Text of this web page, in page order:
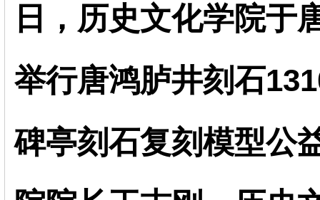
日，历史文化学院于
举行唐鸿胪井刻石
碑亭刻石复刻模型公